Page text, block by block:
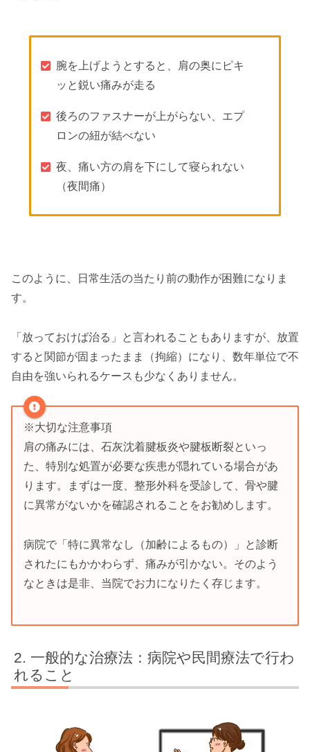
腕を上げようとすると、肩の奥にピキ
ッと鋭い痛みが走る
後ろのファスナーが上がらない、エプ
ロンの紐が結べない
夜、痛い方の肩を下にして寝られない
（夜間痛）
このように、日常生活の当たり前の動作が困難になりま
す。
「放っておけば治る」と言われることもありますが、放置
すると関節が固まったまま（拘縮）になり、数年単位で不
自由を強いられるケースも少なくありません。
※大切な注意事項
肩の痛みには、石灰沈着腱板炎や腱板断裂といっ
た、特別な処置が必要な疾患が隠れている場合があ
ります。まずは一度、整形外科を受診して、骨や腱
に異常がないかを確認されることをお勧めします。
病院で「特に異常なし（加齢によるもの）」と診断
されたにもかかわらず、痛みが引かない。そのよう
なときは是非、当院でお力になりたく存じます。
一般的な治療法：病院や民間療法で行わ
れること